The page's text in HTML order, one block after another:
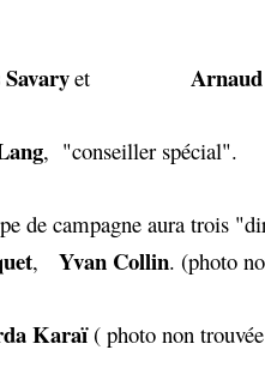
et
, "conseiller spécial".
de campagne aura trois
, Yvan Collin. (photo
Karaï( photo non